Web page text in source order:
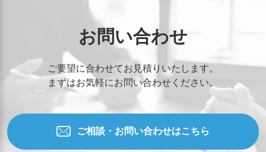
お問い合わせ
ご要望に合わせてお見積りいたします。
まずはお気軽にお問い合わせください。
ご相談・お問い合わせはこちら